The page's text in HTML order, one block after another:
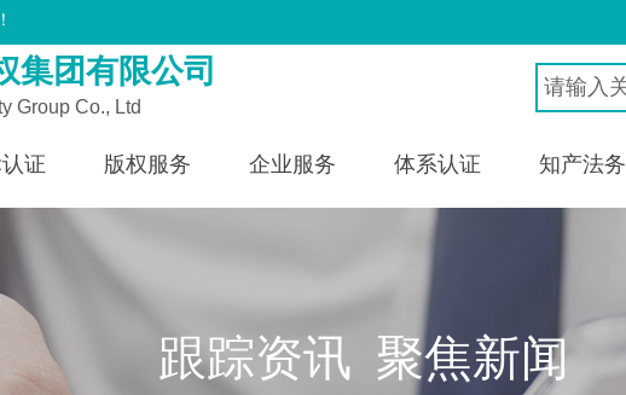
集团有限公司
Group Co., Ltd
证 版权服务 企业服务 体系认证 知产法务
跟踪资讯 聚焦新闻